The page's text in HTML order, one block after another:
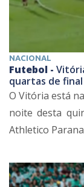
NACIONAL
Futebol -
quartas de final
O Vitória está
noite desta
Athletico